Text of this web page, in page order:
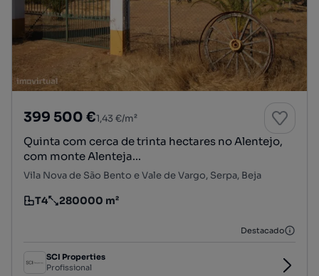
399 500 €1,43 €/m²
Quinta com cerca de trinta hectares no Alentejo,
com monte Alenteja...
Vila Nova de São Bento e Vale de Vargo, Serpa, Beja
Tipologia
T4
Preço por metro quadrado
280000 m²
Destacado
SCI Properties
Profissional